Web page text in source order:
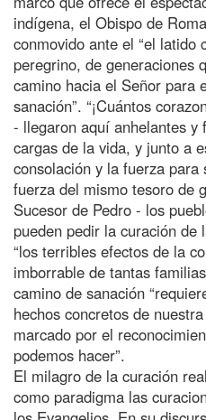
indígena, el Obispo de
conmovido ante el “el latido
peregrino, de generaciones
camino hacia el Señor para
sanación”. “¡Cuántos
- llegaron aquí anhelantes y
cargas de la vida, y junto a
consolación y la fuerza para
fuerza del mismo tesoro de
Sucesor de Pedro - los
pueden pedir la curación de
“los terribles efectos de la
imborrable de tantas
camino de sanación
hechos concretos de
marcado por el
podemos hacer”.
El milagro de la curación
como paradigma las